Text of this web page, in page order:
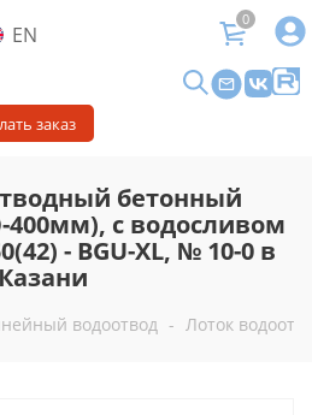
EN
0
заказ
бетонный
с водосливом
- BGU-XL, № 10-0 в
Казани
водоотвод - Лоток